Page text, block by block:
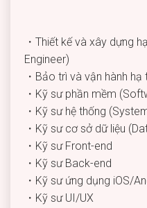
・Thiết kế và xây dựng
Engineer)
・Bảo trì và vận hành hạ
・Kỹ sư phần mềm
・Kỹ sư hệ thống
・Kỹ sư cơ sở dữ liệu
・Kỹ sư Front-end
・Kỹ sư Back-end
・Kỹ sư ứng dụng iOS/
・Kỹ sư UI/UX